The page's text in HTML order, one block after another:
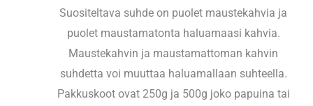
Suositeltava suhde on puolet maustekahvia ja
puolet maustamatonta haluamaasi kahvia.
Maustekahvin ja maustamattoman kahvin
suhdetta voi muuttaa haluamallaan suhteella.
Pakkuskoot ovat 250g ja 500g joko papuina tai